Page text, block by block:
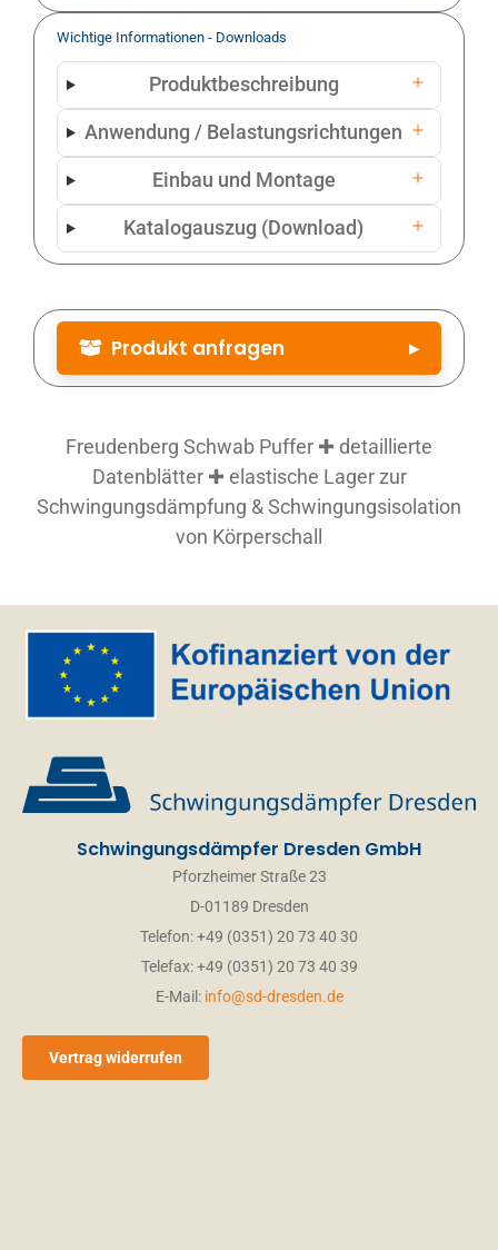
Wichtige Informationen - Downloads
Produktbeschreibung
Anwendung / Belastungsrichtungen
Einbau und Montage
Katalogauszug (Download)
Produkt anfragen ▸
Artikelnummer
Firma
Email*
Freudenberg Schwab Puffer ✚ detaillierte
Datenblätter ✚ elastische Lager zur
Schwingungsdämpfung & Schwingungsisolation
von Körperschall
Schwingungsdämpfer Dresden GmbH
Pforzheimer Straße 23
D-01189 Dresden
Telefon: +49 (0351) 20 73 40 30
Telefax: +49 (0351) 20 73 40 39
E-Mail: info@sd-dresden.de
Vertrag widerrufen